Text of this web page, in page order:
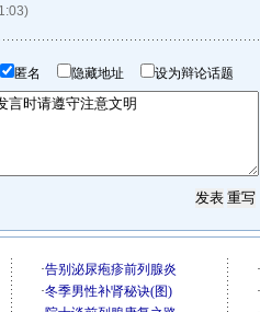
匿名 隐藏地址 设为辩论话题